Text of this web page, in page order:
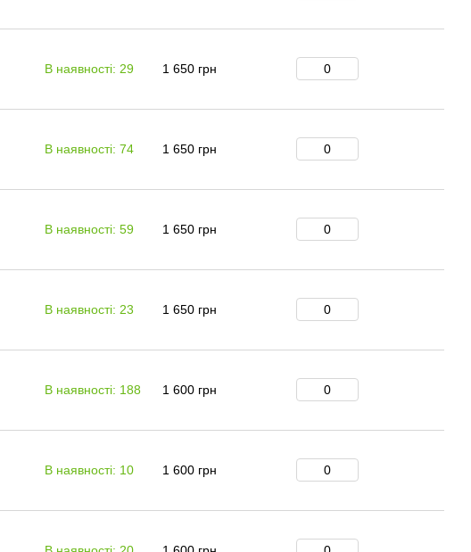
В наявності: 29 1 650 грн
В наявності: 74 1 650 грн
В наявності: 59 1 650 грн
В наявності: 23 1 650 грн
В наявності: 188 1 600 грн
В наявності: 10 1 600 грн